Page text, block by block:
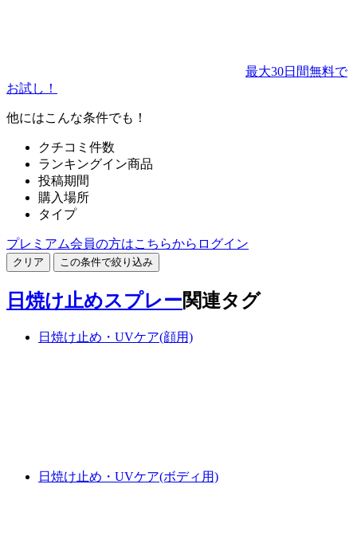
最大30日間無料で
お試し！
他にはこんな条件でも！
クチコミ件数
ランキングイン商品
投稿期間
購入場所
タイプ
プレミアム会員の方はこちらからログイン
クリア この条件で絞り込み
日焼け止めスプレー関連タグ
日焼け止め・UVケア(顔用)
日焼け止め・UVケア(ボディ用)